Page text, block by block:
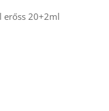
erőss 20+2ml